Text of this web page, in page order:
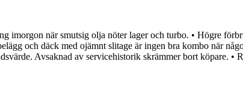
imorgon när smutsig olja nöter lager och turbo. • Högre
och däck med ojämnt slitage är ingen bra kombo när
Avsaknad av servicehistorik skrämmer bort köpare.